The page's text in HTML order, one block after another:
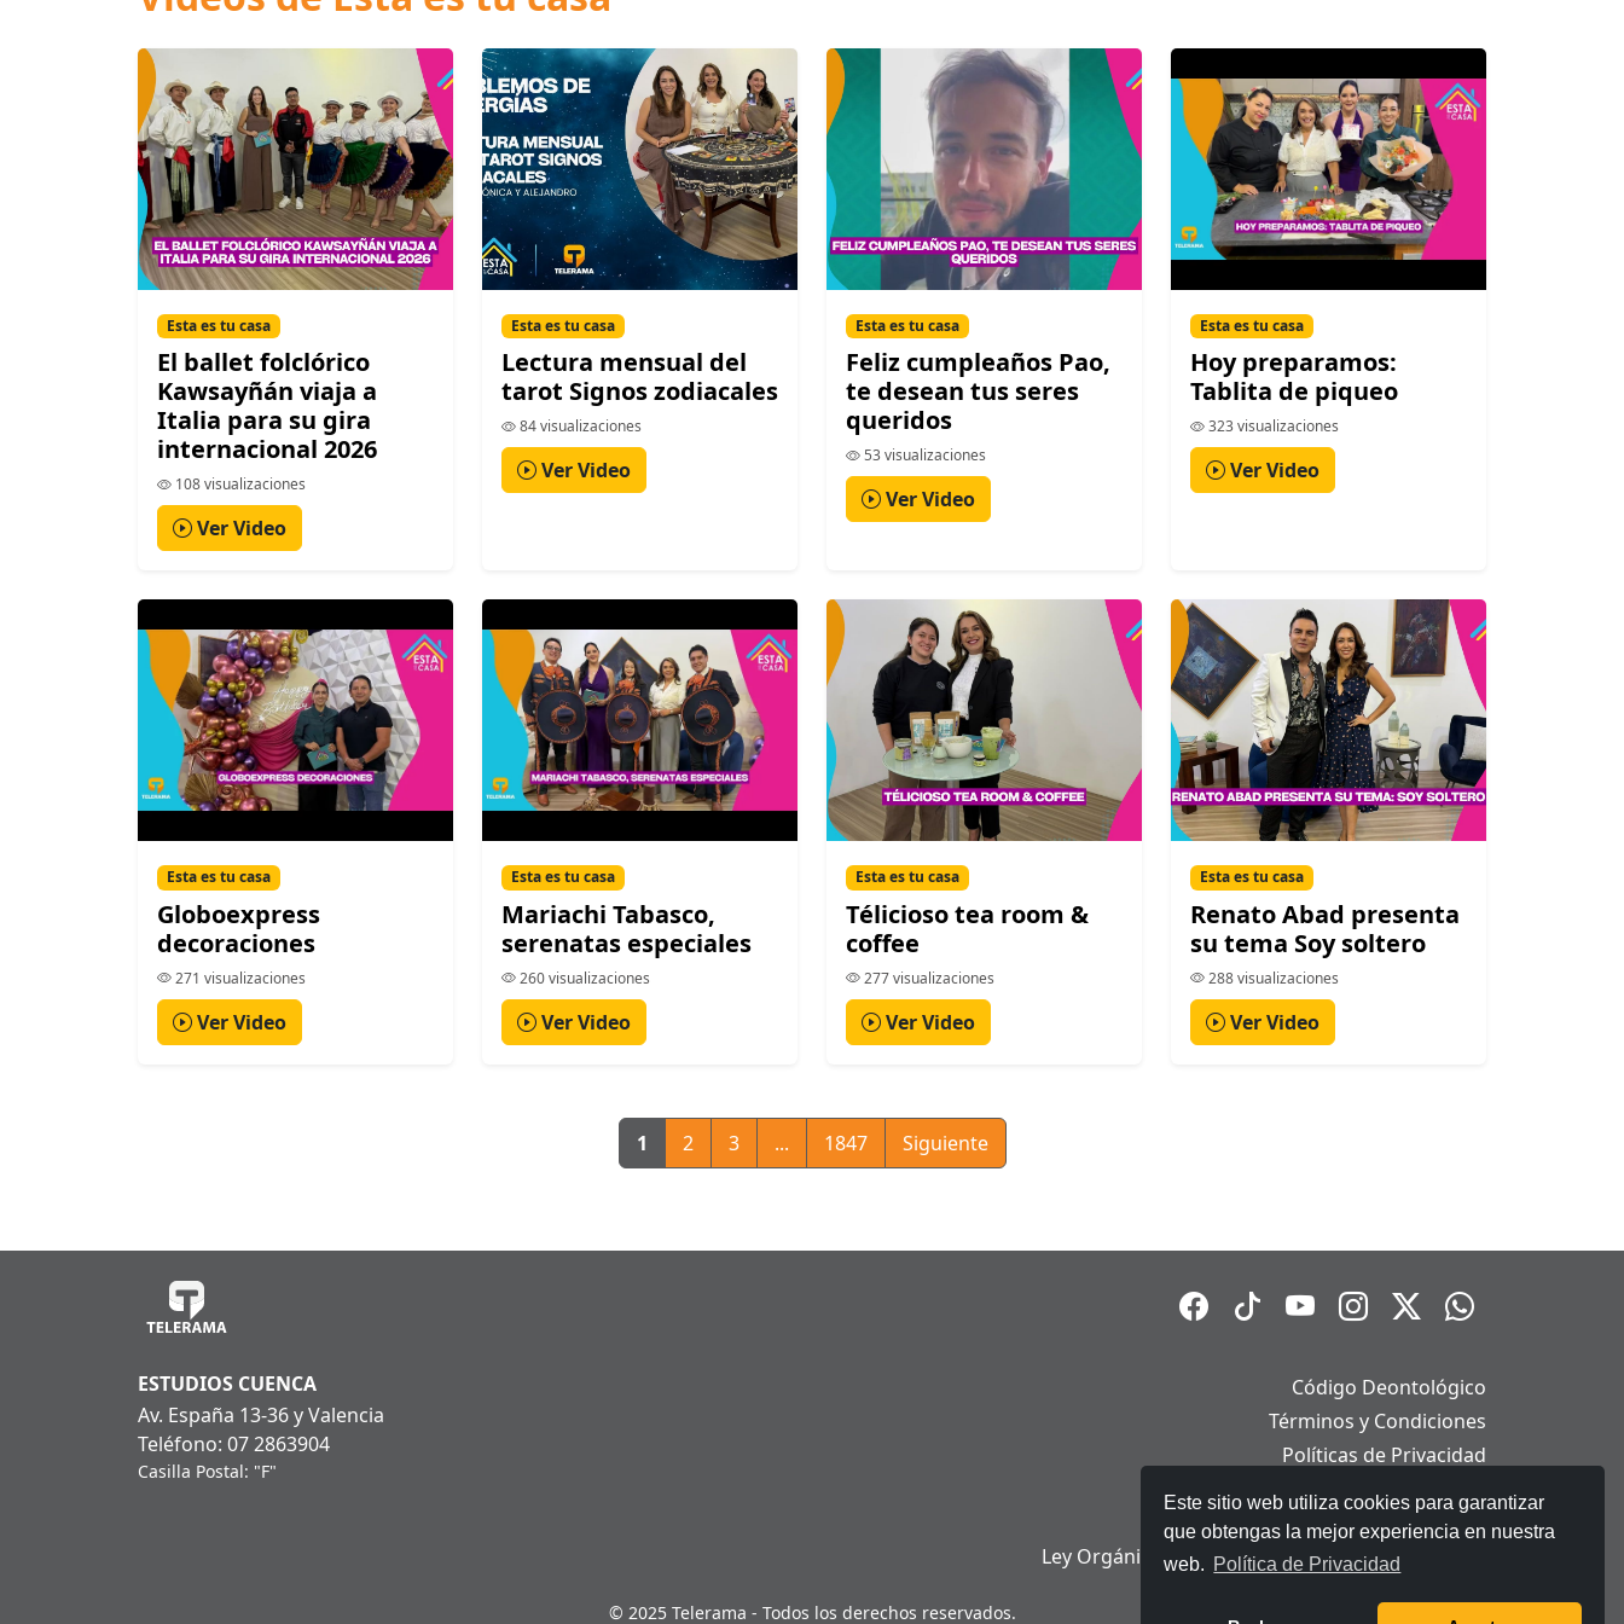
Este sitio web utiliza cookies para garantizar
que obtengas la mejor experiencia en nuestra
web. Política de Privacidad
Esta es tu casa
El ballet folclórico
Kawsayñán viaja a
Italia para su gira
internacional 2026
108 visualizaciones
Ver Video
Esta es tu casa
Lectura mensual del
tarot Signos zodiacales
84 visualizaciones
Ver Video
Esta es tu casa
Feliz cumpleaños Pao,
te desean tus seres
queridos
53 visualizaciones
Ver Video
Esta es tu casa
Hoy preparamos:
Tablita de piqueo
323 visualizaciones
Ver Video
Esta es tu casa
Globoexpress
decoraciones
271 visualizaciones
Ver Video
Esta es tu casa
Mariachi Tabasco,
serenatas especiales
260 visualizaciones
Ver Video
Esta es tu casa
Télicioso tea room &
coffee
277 visualizaciones
Ver Video
Esta es tu casa
Renato Abad presenta
su tema Soy soltero
288 visualizaciones
Ver Video
1 2 3 ... 1847 Siguiente
ESTUDIOS CUENCA
Av. España 13-36 y Valencia
Teléfono: 07 2863904
Casilla Postal: "F"
Código Deontológico
Términos y Condiciones
Políticas de Privacidad
Políticas de Cookies
Aviso Legal
Ley Orgánica de Protección de Datos Personales
© 2025 Telerama - Todos los derechos reservados.